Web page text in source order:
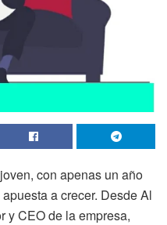
con apenas un año
a crecer. Desde Al
y CEO de la empresa,